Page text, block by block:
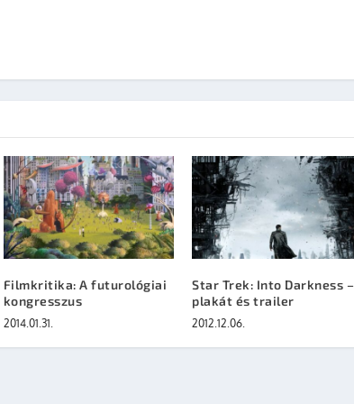
Filmkritika: A futurológiai
kongresszus
2014.01.31.
Star Trek: Into Darkness –
plakát és trailer
2012.12.06.